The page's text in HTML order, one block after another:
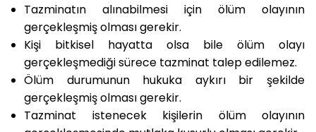
Tazminatın alınabilmesi için ölüm olayının
gerçekleşmiş olması gerekir.
Kişi bitkisel hayatta olsa bile ölüm olayı
gerçekleşmediği sürece tazminat talep edilemez.
Ölüm durumunun hukuka aykırı bir şekilde
gerçekleşmiş olması gerekir.
Tazminat istenecek kişilerin ölüm olayının